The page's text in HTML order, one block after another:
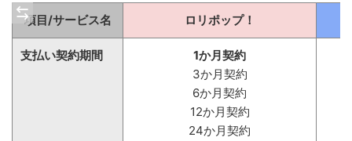
項目/サービス名 ロリポップ！
支払い契約期間
1か月契約
3か月契約
6か月契約
12か月契約
24か月契約